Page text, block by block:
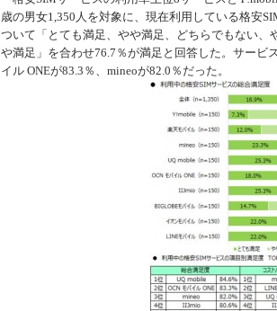
周辺機器
歳の男女1,350人を対象に、現在利用している格安
ついて「とても満足、やや満足、どちらでもない
や満足」を合わせ76.7％が満足と回答した。サービ
イル ONEが83.3％、mineoが82.0％だった。